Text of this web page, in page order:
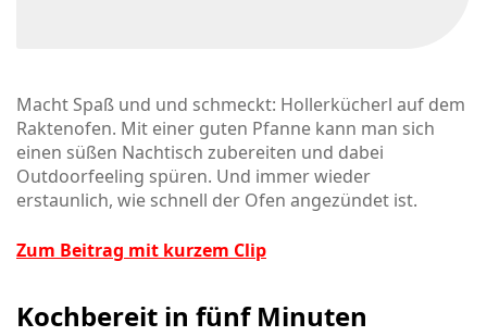
Macht Spaß und und schmeckt: Hollerkücherl auf dem
Raktenofen. Mit einer guten Pfanne kann man sich
einen süßen Nachtisch zubereiten und dabei
Outdoorfeeling spüren. Und immer wieder
erstaunlich, wie schnell der Ofen angezündet ist.
Zum Beitrag mit kurzem Clip
Kochbereit in fünf Minuten